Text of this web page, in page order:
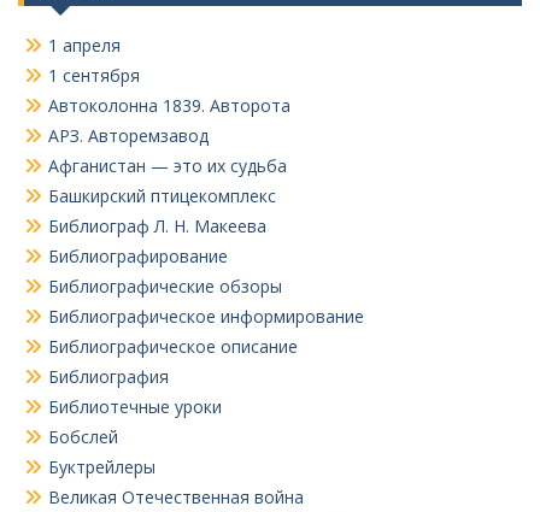
1 апреля
1 сентября
Автоколонна 1839. Авторота
АРЗ. Авторемзавод
Афганистан — это их судьба
Башкирский птицекомплекс
Библиограф Л. Н. Макеева
Библиографирование
Библиографические обзоры
Библиографическое информирование
Библиографическое описание
Библиография
Библиотечные уроки
Бобслей
Буктрейлеры
Великая Отечественная война